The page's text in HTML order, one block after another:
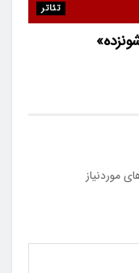
تئاتر
موردنیاز